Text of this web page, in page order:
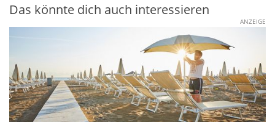
Das könnte dich auch interessieren
ANZEIGE